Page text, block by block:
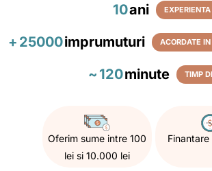
10ani
+ 25000imprumuturi ACORDATE
~ 120minute TIMP
Oferim sume intre 100
lei si 10.000 lei